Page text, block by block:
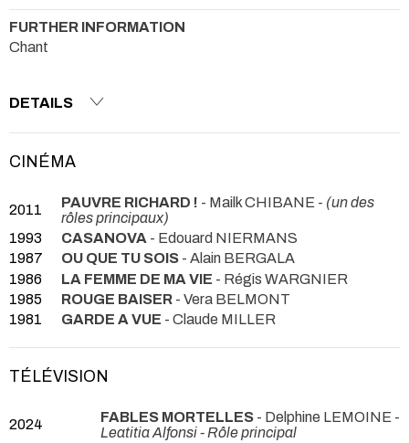
FURTHER INFORMATION
Chant
DETAILS
CINÉMA
2011 PAUVRE RICHARD ! - Mailk CHIBANE - (un des
rôles principaux)
1993
CASANOVA - Edouard NIERMANS
1987
OU QUE TU SOIS - Alain BERGALA
1986
LA FEMME DE MA VIE - Régis WARGNIER
1985
ROUGE BAISER - Vera BELMONT
1981
GARDE A VUE - Claude MILLER
TÉLÉVISION
2024 FABLES MORTELLES - Delphine LEMOINE -
Leatitia Alfonsi - Rôle principal